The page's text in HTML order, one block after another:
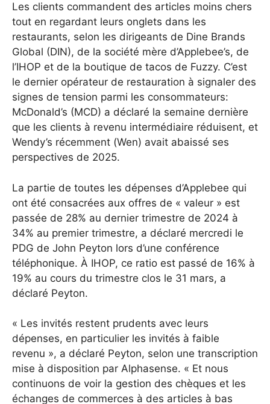
Les clients commandent des articles moins chers
tout en regardant leurs onglets dans les
restaurants, selon les dirigeants de Dine Brands
Global (DIN), de la société mère d’Applebee’s, de
l’IHOP et de la boutique de tacos de Fuzzy. C’est
le dernier opérateur de restauration à signaler des
signes de tension parmi les consommateurs:
McDonald’s (MCD) a déclaré la semaine dernière
que les clients à revenu intermédiaire réduisent, et
Wendy’s récemment (Wen) avait abaissé ses
perspectives de 2025.
La partie de toutes les dépenses d’Applebee qui
ont été consacrées aux offres de « valeur » est
passée de 28% au dernier trimestre de 2024 à
34% au premier trimestre, a déclaré mercredi le
PDG de John Peyton lors d’une conférence
téléphonique. À IHOP, ce ratio est passé de 16% à
19% au cours du trimestre clos le 31 mars, a
déclaré Peyton.
« Les invités restent prudents avec leurs
dépenses, en particulier les invités à faible
revenu », a déclaré Peyton, selon une transcription
mise à disposition par Alphasense. « Et nous
continuons de voir la gestion des chèques et les
échanges de commerces à des articles à bas